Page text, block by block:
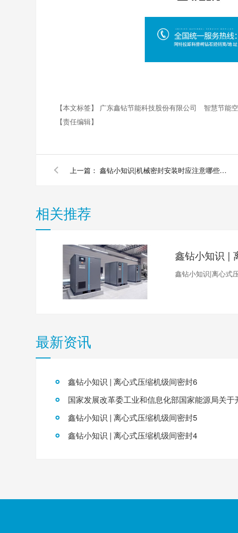
【本文标签】 广东鑫钻节能科技股份有限公司 智慧节能
【责任编辑】
上一篇： 鑫钻小知识|机械密封安装时应注意哪些事项?
相关推荐
鑫钻小知识|离心式
最新资讯
鑫钻小知识 | 离心式压缩机级间密封6
鑫钻小知识 | 离心式压缩机级间密封5
鑫钻小知识 | 离心式压缩机级间密封4